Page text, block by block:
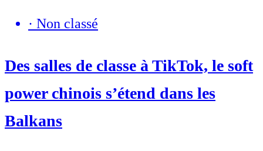
· Non classé
Des salles de classe à TikTok, le soft
power chinois s’étend dans les
Balkans